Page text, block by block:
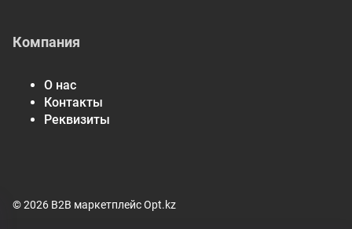
Компания
О нас
Контакты
Реквизиты
© 2026 B2B маркетплейс Opt.kz